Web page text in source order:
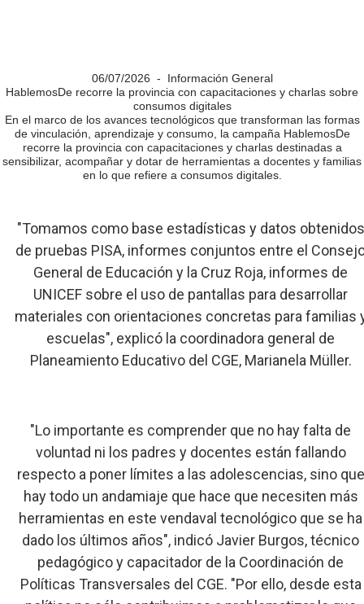
06/07/2026 - Información General
HablemosDe recorre la provincia con capacitaciones y charlas sobre
consumos digitales
En el marco de los avances tecnológicos que transforman las formas
de vinculación, aprendizaje y consumo, la campaña HablemosDe
recorre la provincia con capacitaciones y charlas destinadas a
sensibilizar, acompañar y dotar de herramientas a docentes y familias
en lo que refiere a consumos digitales.
"Tomamos como base estadísticas y datos obtenidos
de pruebas PISA, informes conjuntos entre el
General de Educación y la Cruz Roja, informes de
UNICEF sobre el uso de pantallas para desarrollar
materiales con orientaciones concretas para familias
escuelas", explicó la coordinadora general de
Planeamiento Educativo del CGE, Marianela Müller.
"Lo importante es comprender que no hay falta de
voluntad ni los padres y docentes están fallando
respecto a poner límites a las adolescencias, sino que
hay todo un andamiaje que hace que necesiten más
herramientas en este vendaval tecnológico que se ha
dado los últimos años", indicó Javier Burgos, técnico
pedagógico y capacitador de la Coordinación de
Políticas Transversales del CGE. "Por ello, desde esta